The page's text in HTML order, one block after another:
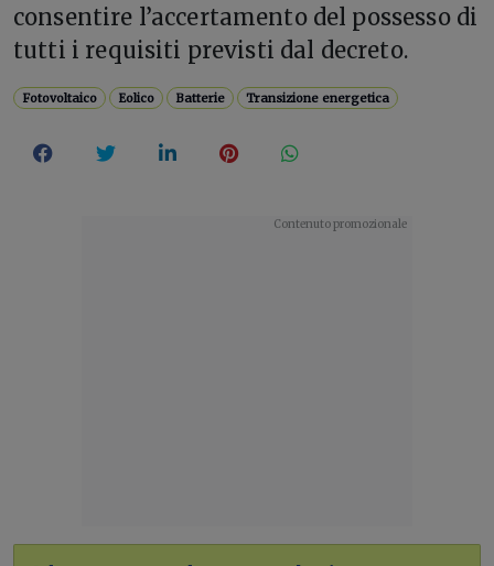
consentire l’accertamento del possesso di
tutti i requisiti previsti dal decreto.
Fotovoltaico Eolico Batterie Transizione energetica